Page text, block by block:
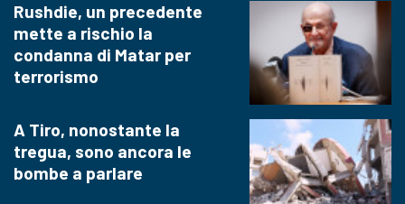
Rushdie, un precedente
mette a rischio la
condanna di Matar per
terrorismo
A Tiro, nonostante la
tregua, sono ancora le
bombe a parlare